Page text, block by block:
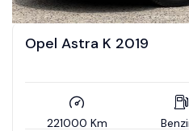
Opel Astra K 2019
221000 Km